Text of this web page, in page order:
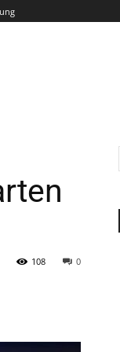
0
108